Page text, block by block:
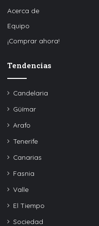
Acerca de
Equipo
¡Comprar ahora!
Tendencias
Candelaria
Güímar
Arafo
Tenerife
Canarias
Fasnia
Valle
El Tiempo
Sociedad